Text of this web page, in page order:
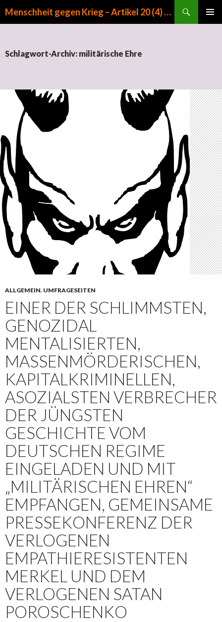
Menschheit gegen Krieg – Artikel 20 (4) GG
Schlagwort-Archiv: militärische Ehre
ALLGEMEIN, UMFRAGESEITEN
EINER DER SCHLIMMSTEN,
GENOZIDAL
MENTALISIERTEN,
MASSENMÖRDERISCHEN,
KAPITALKRIMINELLEN,
ASOZIALSTEN VERBRECHER
DER JÜNGSTEN
GESCHICHTE VOM
DEUTSCHEN REGIME
EINGELADEN UND MIT
„MILITÄRISCHEN EHREN“
EMPFANGEN, GEMEINSAME
PRESSEKONFERENZ DER
VERLOGENEN
EMPATHIERESISTENTEN
MERKEL UND DEM
VERLOGENEN SATAN
POROSCHENKO